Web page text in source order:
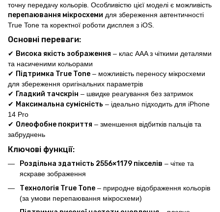
точну передачу кольорів. Особливістю цієї моделі є можливість
перепаювання мікросхеми для збереження автентичності
True Tone та коректної роботи дисплея з iOS.
Основні переваги:
✔ Висока якість зображення – клас AAA з чіткими деталями
та насиченими кольорами
✔ Підтримка True Tone – можливість переносу мікросхеми
для збереження оригінальних параметрів
✔ Гладкий тачскрін – швидке реагування без затримок
✔ Максимальна сумісність – ідеально підходить для iPhone
14 Pro
✔ Олеофобне покриття – зменшення відбитків пальців та
забруднень
Ключові функції:
Роздільна здатність 2556×1179 пікселів – чітке та
яскраве зображення
Технологія True Tone – природне відображення кольорів
(за умови перепаювання мікросхеми)